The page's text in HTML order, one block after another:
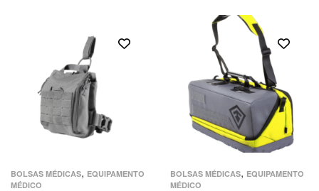
BOLSAS MÉDICAS, EQUIPAMENTO
MÉDICO
BOLSAS MÉDICAS, EQUIPAMENTO
MÉDICO